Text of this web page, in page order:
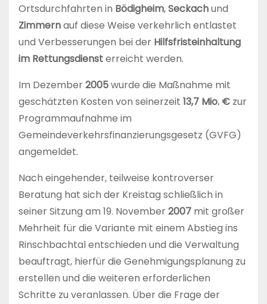
Ortsdurchfahrten in Bödigheim,Seckachund
Zimmernauf diese Weise verkehrlich entlastet
und Verbesserungen bei der Hilfsfristeinhaltung
im Rettungsdiensterreicht werden.
Im Dezember2005wurde die Maßnahme mit
geschätzten Kosten von seinerzeit 13,7 Mio. € zur
Programmaufnahme im
Gemeindeverkehrsfinanzierungsgesetz (GVFG)
angemeldet.
Nach eingehender, teilweise kontroverser
Beratung hat sich der Kreistag schließlich in
seiner Sitzung am 19. November2007 mit großer
Mehrheit für die Variante mit einem Abstieg ins
Rinschbachtal entschieden und die Verwaltung
beauftragt, hierfür die Genehmigungsplanung zu
erstellen und die weiteren erforderlichen
Schritte zu veranlassen. Über die Frage der